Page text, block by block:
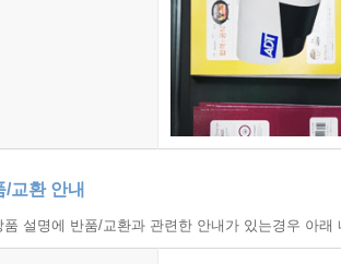
/교환 안내
설명에 반품/교환과 관련한 안내가 있는경우 아